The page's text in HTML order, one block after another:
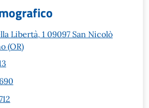
Libertà, 1 09097 San Nicolò
(OR)